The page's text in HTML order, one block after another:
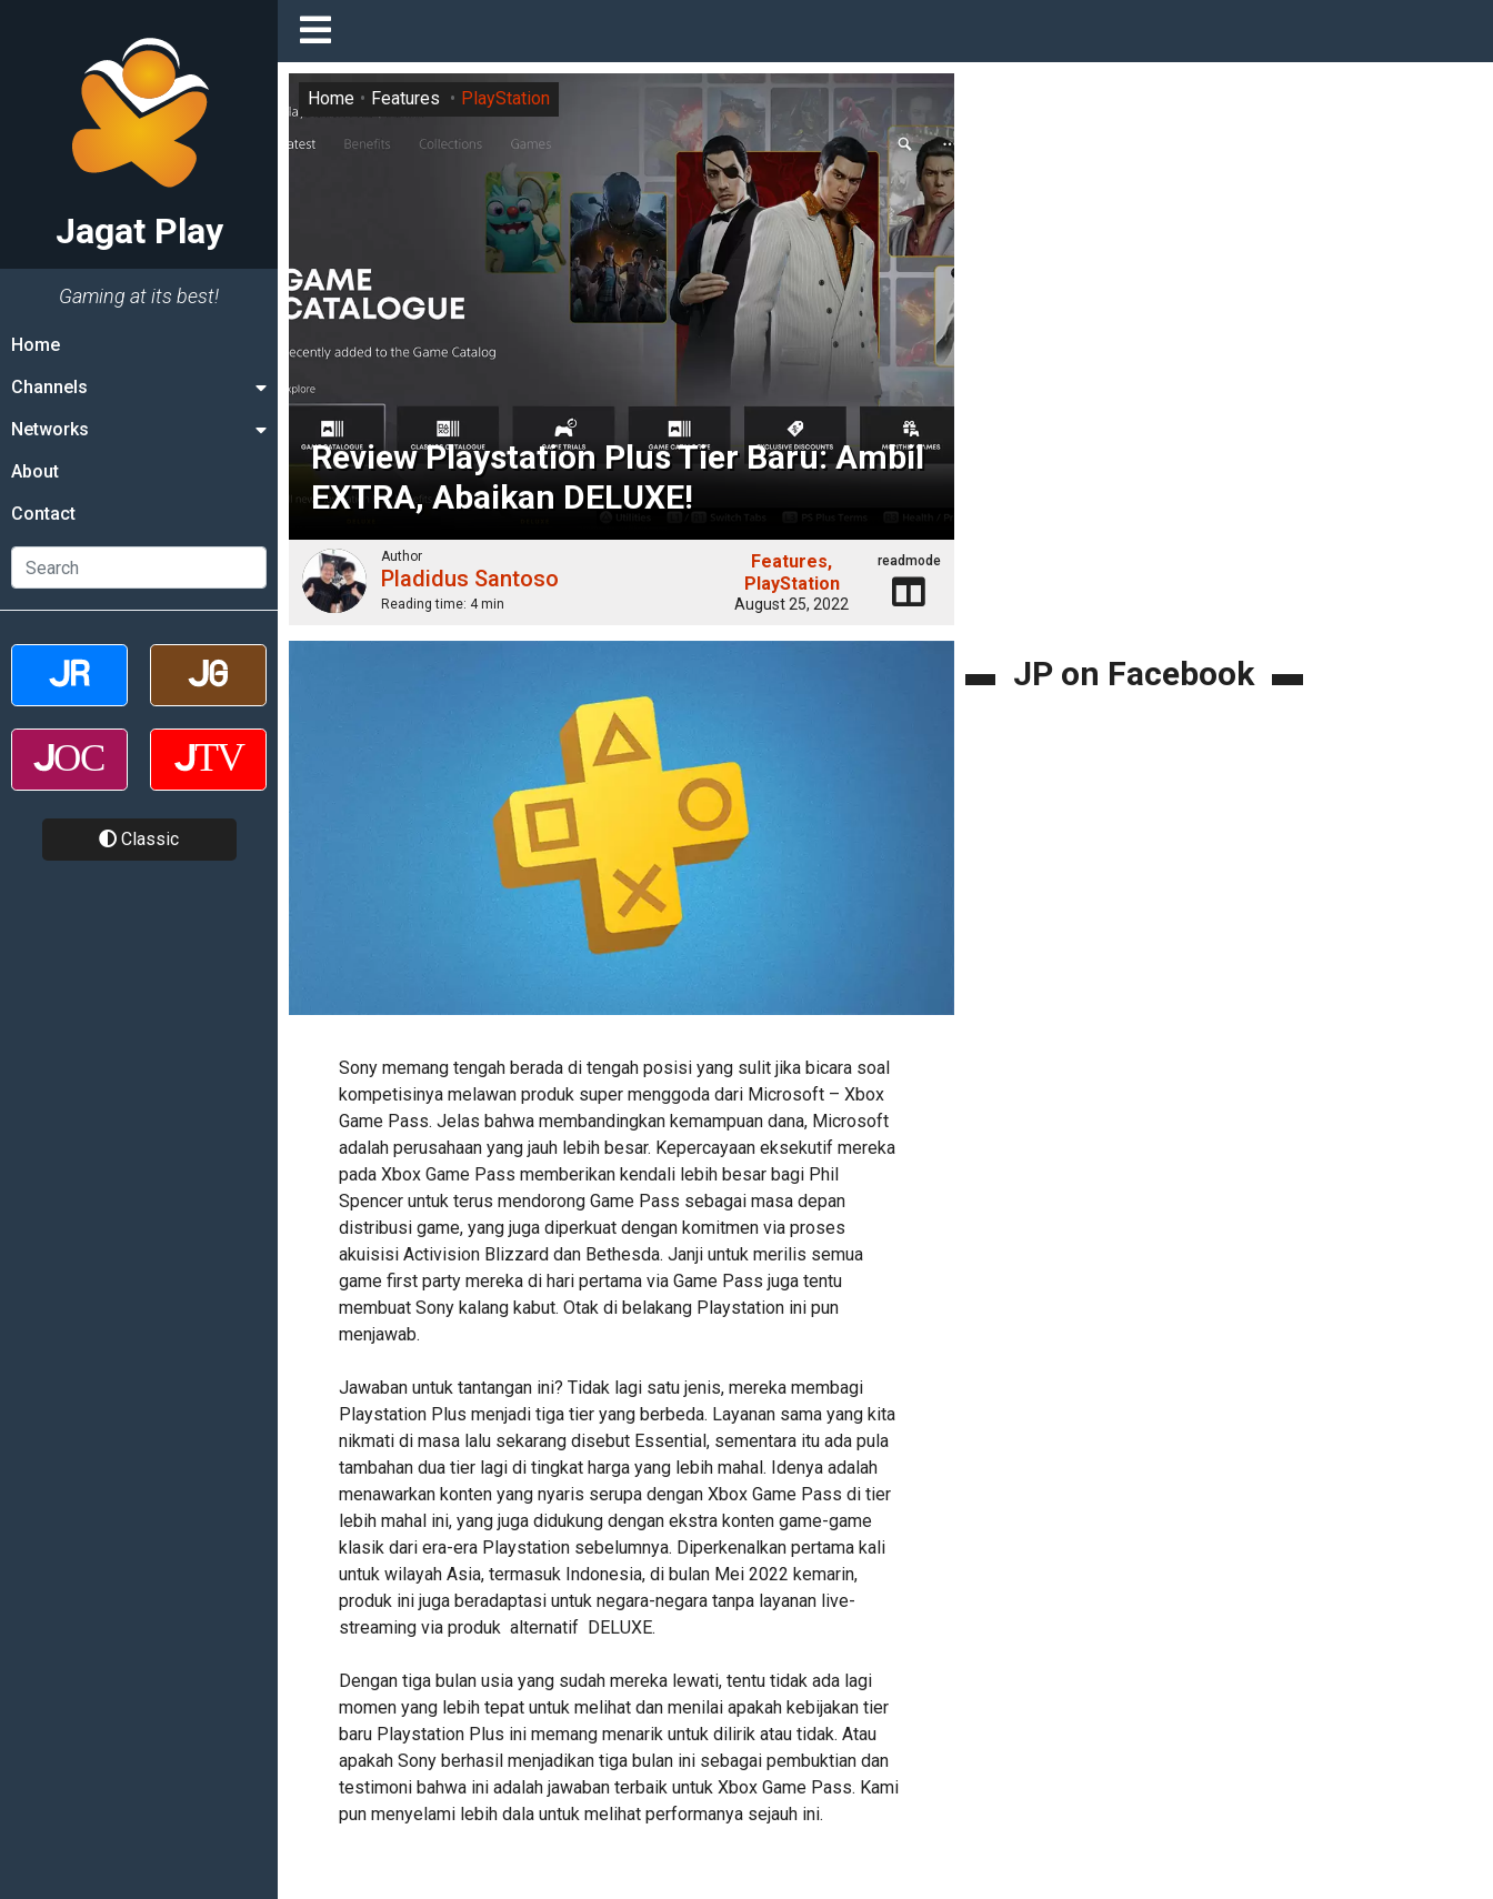
Jagat Play
Gaming at its best!
Home
Channels
Networks
About
Contact
Classic
Review Playstation Plus Tier Baru: Ambil
EXTRA, Abaikan DELUXE!
Home Features PlayStation
Author
Pladidus Santoso
Reading time: 4 min
Features
PlayStation
August 25, 2022
readmode
Sony memang tengah berada di tengah posisi yang sulit jika bicara soal
kompetisinya melawan produk super menggoda dari Microsoft – Xbox
Game Pass. Jelas bahwa membandingkan kemampuan dana, Microsoft
adalah perusahaan yang jauh lebih besar. Kepercayaan eksekutif mereka
pada Xbox Game Pass memberikan kendali lebih besar bagi Phil
Spencer untuk terus mendorong Game Pass sebagai masa depan
distribusi game, yang juga diperkuat dengan komitmen via proses
akuisisi Activision Blizzard dan Bethesda. Janji untuk merilis semua
game first party mereka di hari pertama via Game Pass juga tentu
membuat Sony kalang kabut. Otak di belakang Playstation ini pun
menjawab.
Jawaban untuk tantangan ini? Tidak lagi satu jenis, mereka membagi
Playstation Plus menjadi tiga tier yang berbeda. Layanan sama yang kita
nikmati di masa lalu sekarang disebut Essential, sementara itu ada pula
tambahan dua tier lagi di tingkat harga yang lebih mahal. Idenya adalah
menawarkan konten yang nyaris serupa dengan Xbox Game Pass di tier
lebih mahal ini, yang juga didukung dengan ekstra konten game-game
klasik dari era-era Playstation sebelumnya. Diperkenalkan pertama kali
untuk wilayah Asia, termasuk Indonesia, di bulan Mei 2022 kemarin,
produk ini juga beradaptasi untuk negara-negara tanpa layanan live-
streaming via produk alternatif DELUXE.
Dengan tiga bulan usia yang sudah mereka lewati, tentu tidak ada lagi
momen yang lebih tepat untuk melihat dan menilai apakah kebijakan tier
baru Playstation Plus ini memang menarik untuk dilirik atau tidak. Atau
apakah Sony berhasil menjadikan tiga bulan ini sebagai pembuktian dan
testimoni bahwa ini adalah jawaban terbaik untuk Xbox Game Pass. Kami
pun menyelami lebih dala untuk melihat performanya sejauh ini.
JP on Facebook